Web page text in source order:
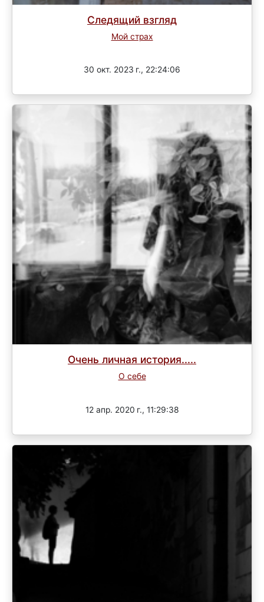
Следящий взгляд
Мой страх
30 окт. 2023 г., 22:24:06
Очень личная история.....
О себе
12 апр. 2020 г., 11:29:38